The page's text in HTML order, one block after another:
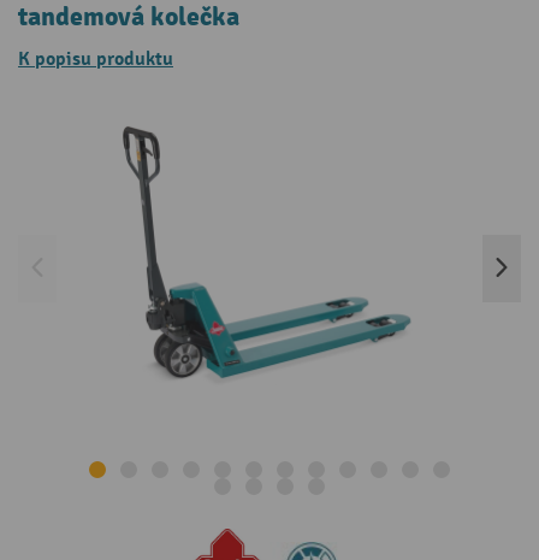
tandemová kolečka
K popisu produktu